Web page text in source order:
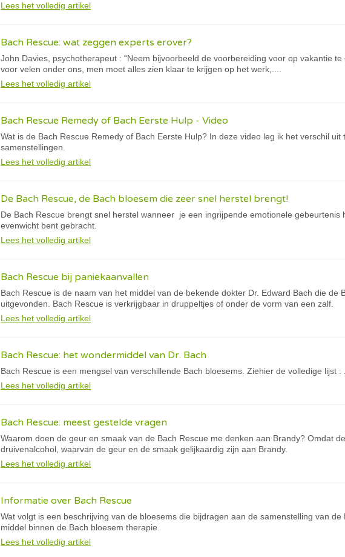
Lees het volledig artikel
Bach Rescue: wat zeggen experts erover?
John Davies, psychotherapeut : “Neem bijvoorbeeld de voorbereiding voor op vakantie
voor velen onder ons, men moet alles zien klaar te krijgen op het werk,....
Lees het volledig artikel
Bach Rescue Remedy of Bach Eerste Hulp - Video
Wat is de Bach Rescue Remedy of Bach Eerste Hulp? In deze video leg ik het verschil
samenstellingen.
Lees het volledig artikel
De Bach Rescue, de Bach bloesem die zeer snel herstel brengt!
De Bach Rescue brengt snel herstel wanneer je een ingrijpende emotionele gebeurtenis
evenwicht bent gebracht.
Lees het volledig artikel
Bach Rescue bij paniekaanvallen
Bach Rescue is de naam van het middel van de bekende dokter Dr. Edward Bach die de
uitgevonden. Bach Rescue is verkrijgbaar in druppeltjes of onder de vorm van een zalf.
Lees het volledig artikel
Bach Rescue: het wondermiddel van Dr. Bach
Bach Rescue is een mengsel van verschillende Bach bloesems. Ziehier de volledige lijst :
Lees het volledig artikel
Bach Rescue: meest gestelde vragen
Waarom doen de geur en smaak van de Bach Rescue me denken aan Brandy? Omdat
druivenalcohol, waarvan de geur en de smaak gelijkaardig zijn aan Brandy.
Lees het volledig artikel
Informatie over Bach Rescue
Wat volgt is een beschrijving van de bloesems die bijdragen aan de samenstelling van
middel binnen de Bach bloesem therapie.
Lees het volledig artikel